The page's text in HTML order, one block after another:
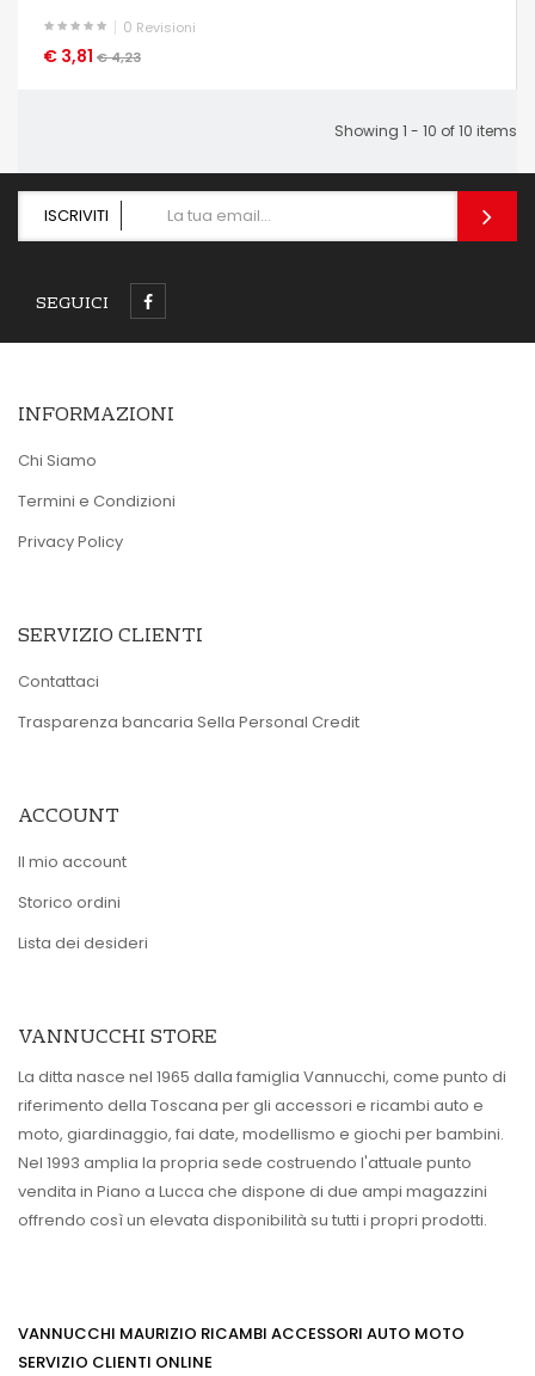
0 Revisioni
€ 3,81 € 4,23
OCCHIATA VELOCE
Showing 1 - 10 of 10 items
ISCRIVITI
SEGUICI
INFORMAZIONI
Chi Siamo
Termini e Condizioni
Privacy Policy
SERVIZIO CLIENTI
Contattaci
Trasparenza bancaria Sella Personal Credit
ACCOUNT
Il mio account
Storico ordini
Lista dei desideri
VANNUCCHI STORE
La ditta nasce nel 1965 dalla famiglia Vannucchi, come punto di
riferimento della Toscana per gli accessori e ricambi auto e
moto, giardinaggio, fai date, modellismo e giochi per bambini.
Nel 1993 amplia la propria sede costruendo l'attuale punto
vendita in Piano a Lucca che dispone di due ampi magazzini
offrendo così un elevata disponibilità su tutti i propri prodotti.
VANNUCCHI MAURIZIO RICAMBI ACCESSORI AUTO MOTO
SERVIZIO CLIENTI ONLINE